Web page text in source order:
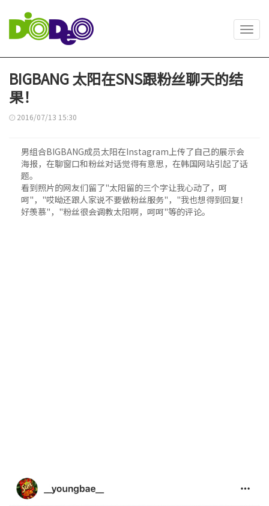
BIGBANG 太阳在SNS跟粉丝聊天的结
果！
2016/07/13 15:30
男组合BIGBANG成员太阳在Instagram上传了自己的展示会
海报，在聊窗口和粉丝对话觉得有意思，在韩国网站引起了话
题。
看到照片的网友们留了"太阳留的三个字让我心动了，呵
呵"，"哎呦还跟人家说不要做粉丝服务"，"我也想得到回复！
好羡慕"，"粉丝很会调教太阳啊，呵呵"等的评论。